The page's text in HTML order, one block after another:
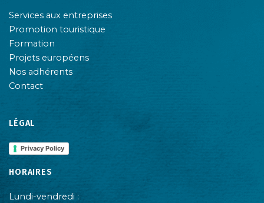
Services aux entreprises
Promotion touristique
Formation
Projets européens
Nos adhérents
Contact
LÉGAL
Privacy Policy
HORAIRES
Lundi-vendredi :